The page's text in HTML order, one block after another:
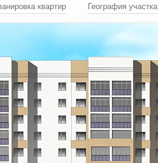
квартир География участка